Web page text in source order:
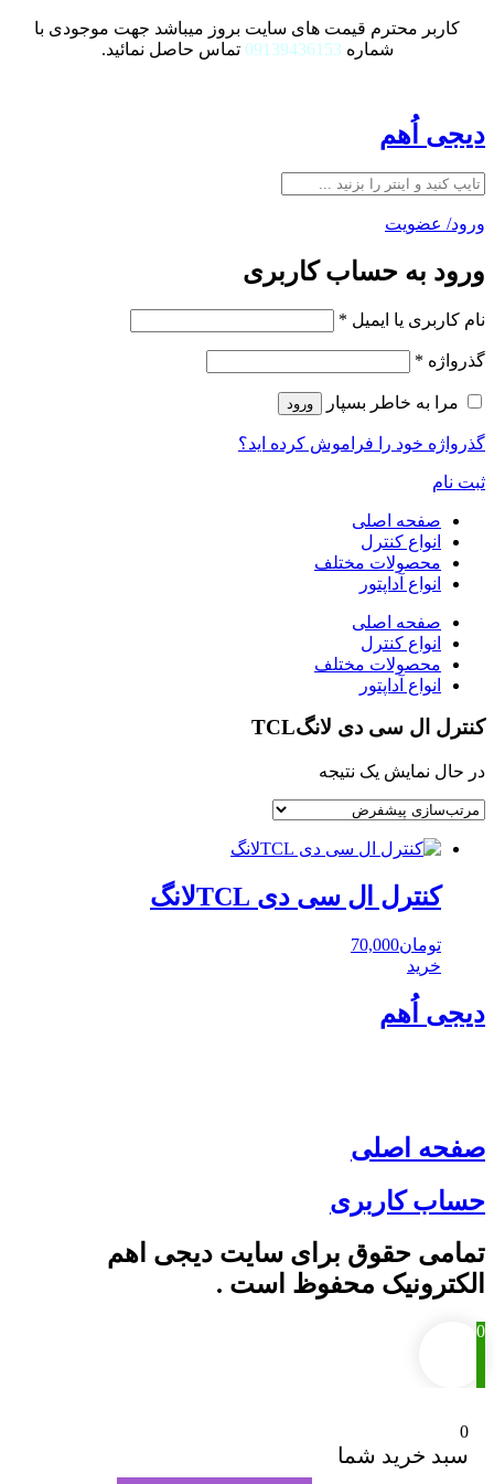
کاربر محترم قیمت های سایت بروز میباشد جهت موجودی با
شماره 09139436153 تماس حاصل نمائید.
دیجی اُهم
ورود/ عضویت
ورود به حساب کاربری
نام کاربری یا ایمیل *
گذرواژه *
مرا به خاطر بسپار ورود
گذرواژه خود را فراموش کرده اید؟
ثبت نام
صفحه اصلی
انواع کنترل
محصولات مختلف
انواع آداپتور
صفحه اصلی
انواع کنترل
محصولات مختلف
انواع آداپتور
کنترل ال سی دی لانگTCL
در حال نمایش یک نتیجه
کنترل ال سی دی TCLلانگ
تومان70,000
خرید
دیجی اُهم
صفحه اصلی
حساب کاربری
تمامی حقوق برای سایت دیجی اهم
الکترونیک محفوظ است .
0
0
سبد خرید شما